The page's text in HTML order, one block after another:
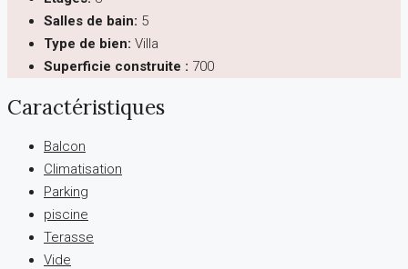
Salles de bain: 5
Type de bien: Villa
Superficie construite : 700
Caractéristiques
Balcon
Climatisation
Parking
piscine
Terasse
Vide